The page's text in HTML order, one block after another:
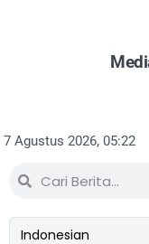
7 Agustus 2026, 05:22